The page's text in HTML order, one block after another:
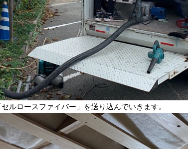
ルロースファイバー」を送り込んでいきます。